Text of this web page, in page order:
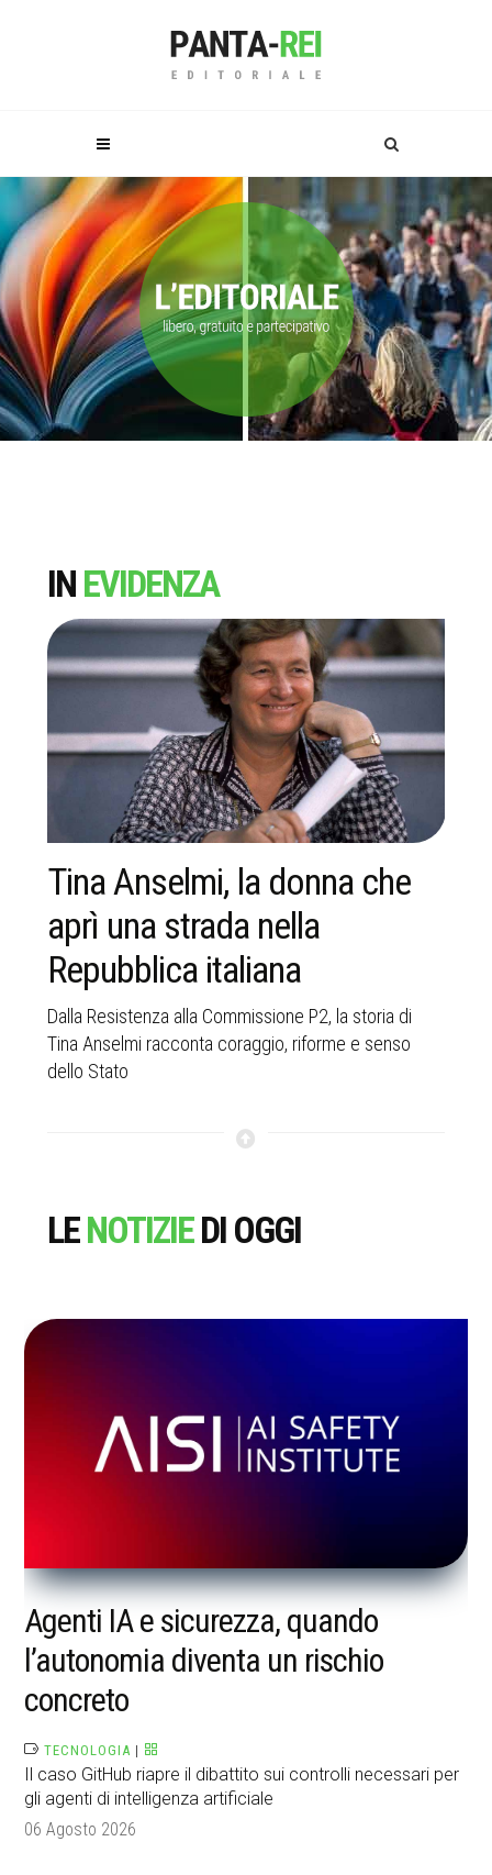
IN EVIDENZA
Tina Anselmi, la donna che
aprì una strada nella
Repubblica italiana
Dalla Resistenza alla Commissione P2, la storia di
Tina Anselmi racconta coraggio, riforme e senso
dello Stato
LENOTIZIEDI OGGI
Agenti IA e sicurezza, quando
l’autonomia diventa un rischio
concreto
TECNOLOGIA |
Il caso GitHub riapre il dibattito sui controlli necessari per
gli agenti di intelligenza artificiale
06 Agosto 2026